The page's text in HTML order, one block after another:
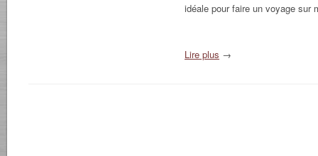
idéale pour faire un voyage sur
Lire plus →